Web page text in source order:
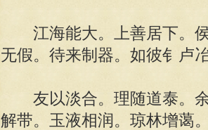
江海能大。上善居下。侯
无假。待来制器。如彼钅卢
友以淡合。理随道泰。余
解带。玉液相润。琼林增蔼